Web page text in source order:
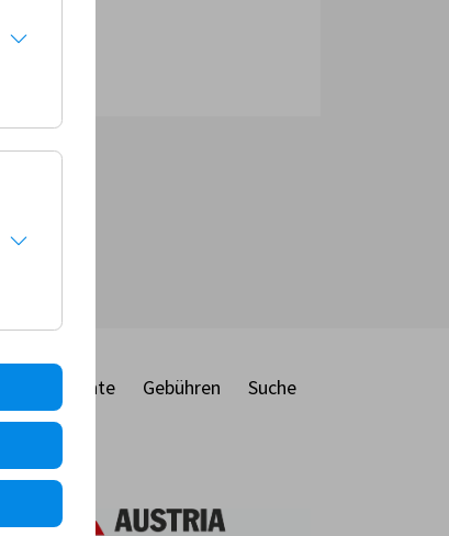
Dokumente Gebühren Suche